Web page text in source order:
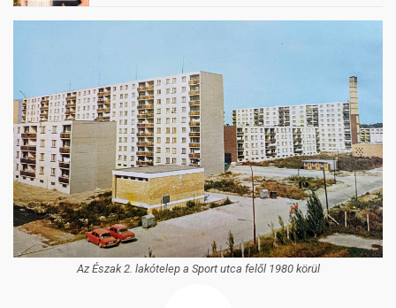
Az Észak 2. lakótelep a Sport utca felől 1980 körül